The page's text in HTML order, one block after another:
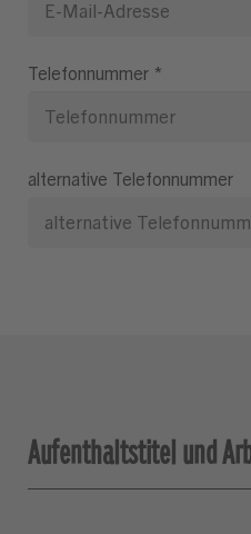
Telefonnummer *
alternative Telefonnummer
Aufenthaltstitel und